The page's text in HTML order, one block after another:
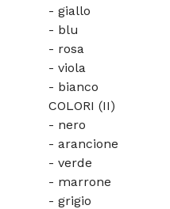
- giallo
- blu
- rosa
- viola
- bianco
COLORI (II)
- nero
- arancione
- verde
- marrone
- grigio